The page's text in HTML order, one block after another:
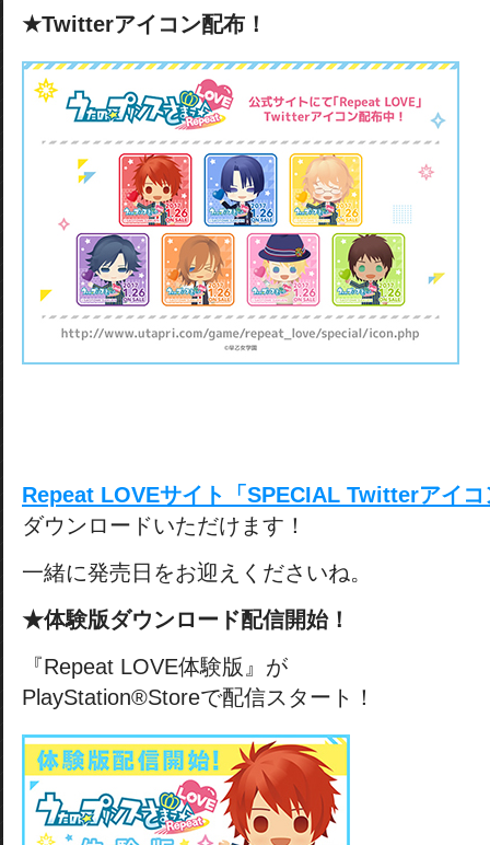
★Twitterアイコン配布！
Repeat LOVEサイト「SPECIAL Twitterアイ
ダウンロードいただけます！
一緒に発売日をお迎えくださいね。
★体験版ダウンロード配信開始！
『Repeat LOVE体験版』が
PlayStation®Storeで配信スタート！